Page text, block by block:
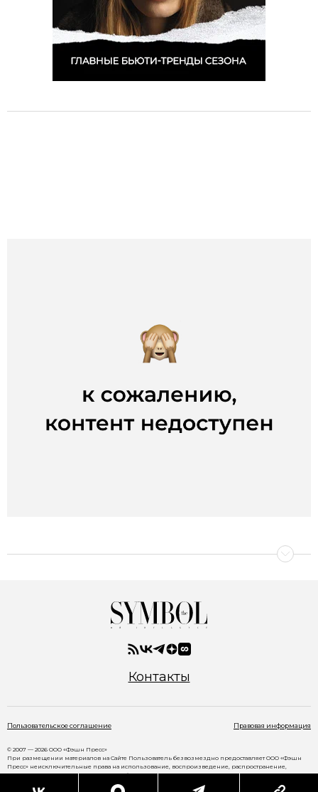
Контакты
Пользовательское соглашение Правовая информация
© 2007 — 2026 ООО «Фэшн Пресс»
При размещении материалов на Сайте Пользователь безвозмездно предоставляет ООО «Фэшн
Пресс» неисключительные права на использование, воспроизведение, распространение,
создание производных произведений, а также на демонстрацию материалов и доведение их до
www.thesymbol.ru